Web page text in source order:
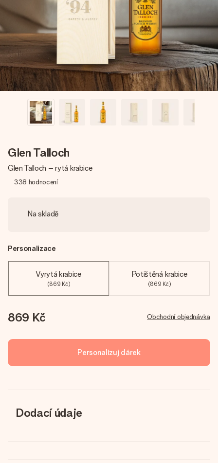
Vytvořte něco jedinečného během několika kroků – s jejím
jménem, vaší fotografií nebo vzkazem, který doopravdy
zahřeje u srdce. Žádné zbytečné složitosti, jen spousta
lásky pro daný okamžik.
Glen Talloch
Glen Talloch – rytá krabice
338 hodnocení
Na skladě
Personalizace
Vyrytá krabice
(869 Kč)
Potištěná krabice
(869 Kč)
869 Kč Obchodní objednávka
Personalizuj dárek
Dodací údaje